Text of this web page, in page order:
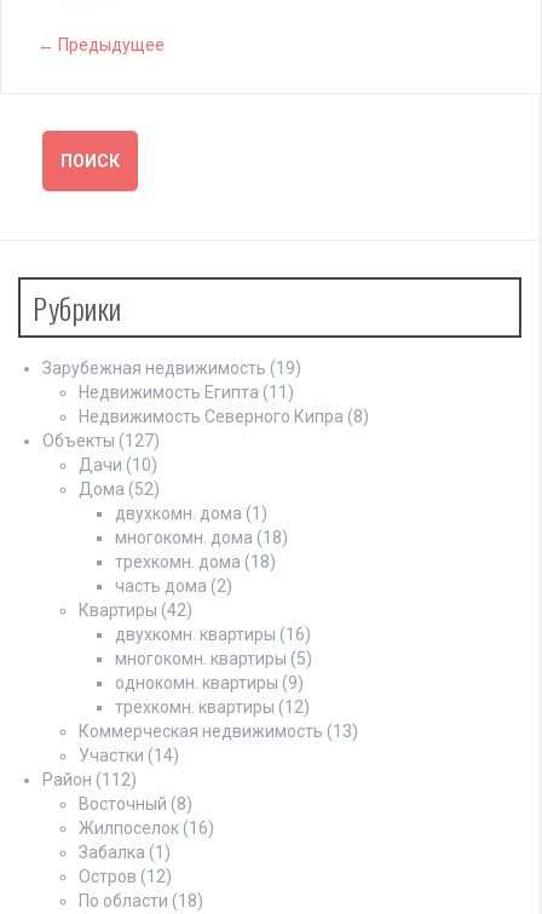
← Предыдущее
Рубрики
Зарубежная недвижимость (19)
Недвижимость Египта (11)
Недвижимость Северного Кипра (8)
Объекты (127)
Дачи (10)
Дома (52)
двухкомн. дома (1)
многокомн. дома (18)
трехкомн. дома (18)
часть дома (2)
Квартиры (42)
двухкомн. квартиры (16)
многокомн. квартиры (5)
однокомн. квартиры (9)
трехкомн. квартиры (12)
Коммерческая недвижимость (13)
Участки (14)
Район (112)
Восточный (8)
Жилпоселок (16)
Забалка (1)
Остров (12)
По области (18)